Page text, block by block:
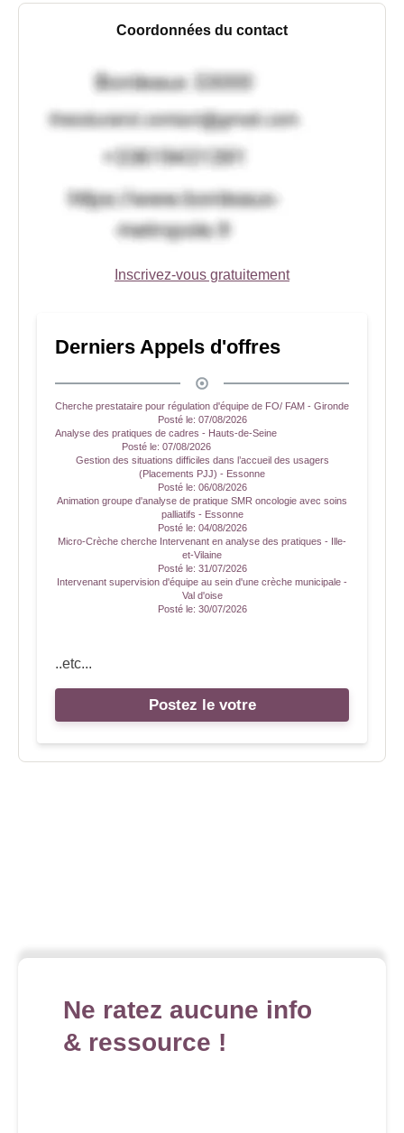
Coordonnées du contact
Inscrivez-vous gratuitement
Derniers Appels d'offres
Cherche prestataire pour régulation d'équipe de FO/ FAM - Gironde
Posté le: 07/08/2026
Analyse des pratiques de cadres - Hauts-de-Seine
Posté le: 07/08/2026
Gestion des situations difficiles dans l’accueil des usagers
(Placements PJJ) - Essonne
Posté le: 06/08/2026
Animation groupe d'analyse de pratique SMR oncologie avec soins
palliatifs - Essonne
Posté le: 04/08/2026
Micro-Crèche cherche Intervenant en analyse des pratiques - Ille-
et-Vilaine
Posté le: 31/07/2026
Intervenant supervision d'équipe au sein d'une crèche municipale -
Val d'oise
Posté le: 30/07/2026
..etc...
Postez le votre
Ne ratez aucune info
& ressource !